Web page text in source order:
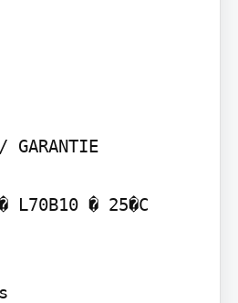
GARANTIE
� 25�C